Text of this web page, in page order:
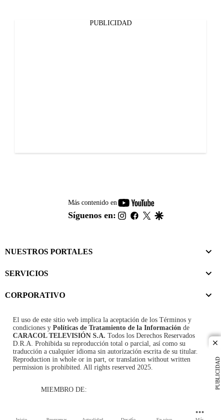
PUBLICIDAD
PUBLICIDAD
Más contenido en
youtube-
footer
Síguenos en: instagram
facebook
twitter
NUESTROS PORTALES
SERVICIOS
CORPORATIVO
El uso de este sitio web implica la aceptación de los Términos y
condiciones y Políticas de Tratamiento de la Información de
CARACOL TELEVISIÓN S.A. Todos los Derechos Reservados
D.R.A. Prohibida su reproducción total o parcial, así como su
traducción a cualquier idioma sin autorización escrita de su titular.
Reproduction in whole or in part, or translation without written
permission is prohibited. All rights reserved 2025.
MIEMBRO DE: